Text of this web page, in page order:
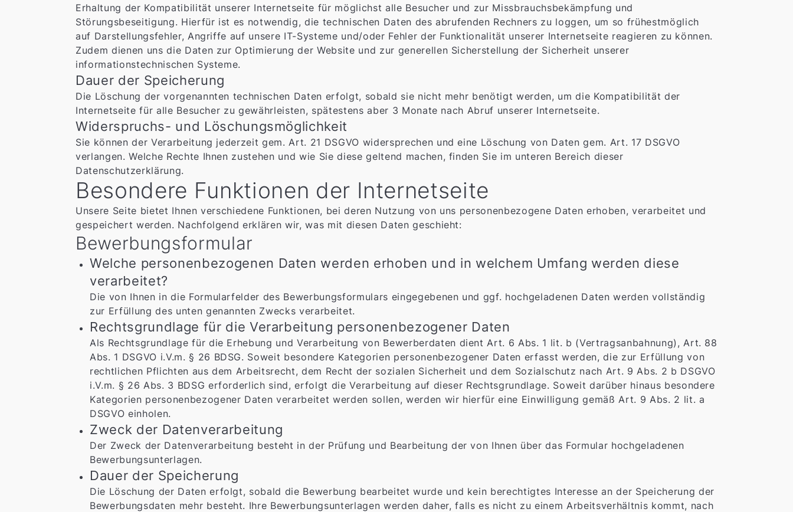
Erhaltung der Kompatibilität unserer Internetseite für möglichst alle Besucher und zur Missbrauchsbekämpfung und
Störungsbeseitigung. Hierfür ist es notwendig, die technischen Daten des abrufenden Rechners zu loggen, um so frühestmöglich
auf Darstellungsfehler, Angriffe auf unsere IT-Systeme und/oder Fehler der Funktionalität unserer Internetseite reagieren zu können.
Zudem dienen uns die Daten zur Optimierung der Website und zur generellen Sicherstellung der Sicherheit unserer
informationstechnischen Systeme.
Dauer der Speicherung
Die Löschung der vorgenannten technischen Daten erfolgt, sobald sie nicht mehr benötigt werden, um die Kompatibilität der
Internetseite für alle Besucher zu gewährleisten, spätestens aber 3 Monate nach Abruf unserer Internetseite.
Widerspruchs- und Löschungsmöglichkeit
Sie können der Verarbeitung jederzeit gem. Art. 21 DSGVO widersprechen und eine Löschung von Daten gem. Art. 17 DSGVO
verlangen. Welche Rechte Ihnen zustehen und wie Sie diese geltend machen, finden Sie im unteren Bereich dieser
Datenschutzerklärung.
Besondere Funktionen der Internetseite
Unsere Seite bietet Ihnen verschiedene Funktionen, bei deren Nutzung von uns personenbezogene Daten erhoben, verarbeitet und
gespeichert werden. Nachfolgend erklären wir, was mit diesen Daten geschieht:
Bewerbungsformular
Welche personenbezogenen Daten werden erhoben und in welchem Umfang werden diese
verarbeitet?
Die von Ihnen in die Formularfelder des Bewerbungsformulars eingegebenen und ggf. hochgeladenen Daten werden vollständig
zur Erfüllung des unten genannten Zwecks verarbeitet.
Rechtsgrundlage für die Verarbeitung personenbezogener Daten
Als Rechtsgrundlage für die Erhebung und Verarbeitung von Bewerberdaten dient Art. 6 Abs. 1 lit. b (Vertragsanbahnung), Art. 88
Abs. 1 DSGVO i.V.m. § 26 BDSG. Soweit besondere Kategorien personenbezogener Daten erfasst werden, die zur Erfüllung von
rechtlichen Pflichten aus dem Arbeitsrecht, dem Recht der sozialen Sicherheit und dem Sozialschutz nach Art. 9 Abs. 2 b DSGVO
i.V.m. § 26 Abs. 3 BDSG erforderlich sind, erfolgt die Verarbeitung auf dieser Rechtsgrundlage. Soweit darüber hinaus besondere
Kategorien personenbezogener Daten verarbeitet werden sollen, werden wir hierfür eine Einwilligung gemäß Art. 9 Abs. 2 lit. a
DSGVO einholen.
Zweck der Datenverarbeitung
Der Zweck der Datenverarbeitung besteht in der Prüfung und Bearbeitung der von Ihnen über das Formular hochgeladenen
Bewerbungsunterlagen.
Dauer der Speicherung
Die Löschung der Daten erfolgt, sobald die Bewerbung bearbeitet wurde und kein berechtigtes Interesse an der Speicherung der
Bewerbungsdaten mehr besteht. Ihre Bewerbungsunterlagen werden daher, falls es nicht zu einem Arbeitsverhältnis kommt, nach